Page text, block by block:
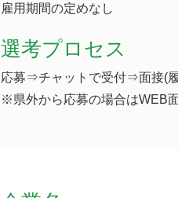
雇用期間の定めなし
選考プロセス
応募⇒チャットで受付⇒面接(
※県外から応募の場合はWEB